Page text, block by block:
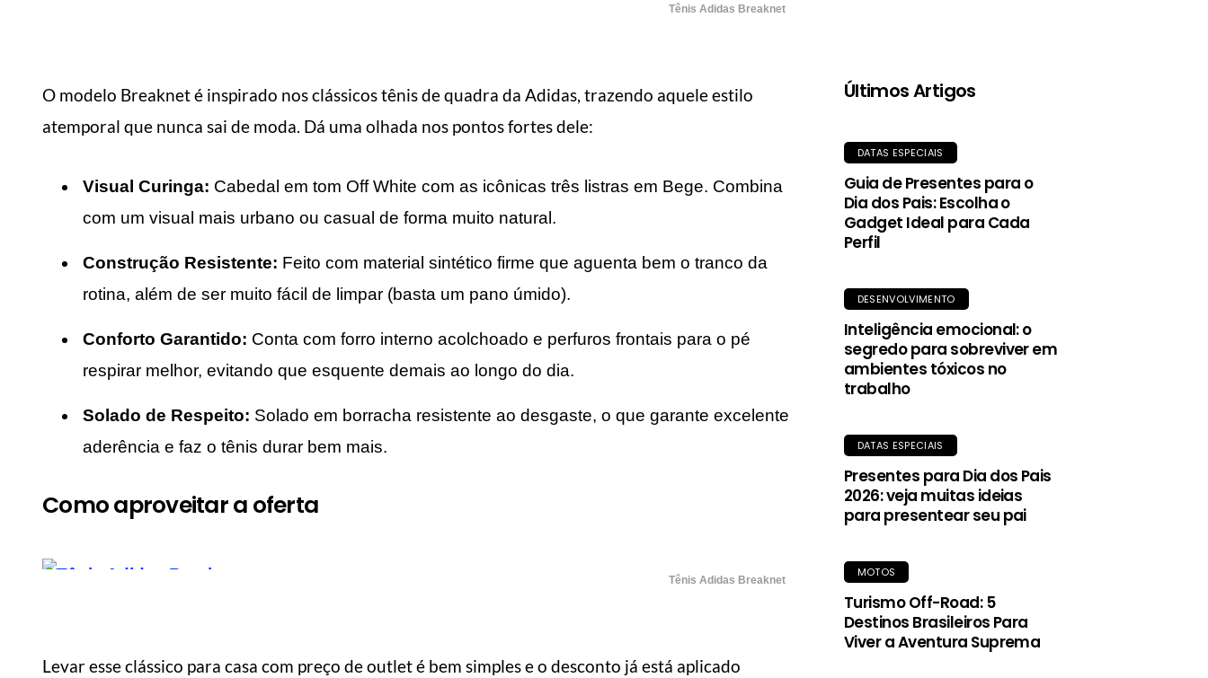
Tênis Adidas Breaknet
O modelo Breaknet é inspirado nos clássicos tênis de quadra da Adidas, trazendo aquele estilo
atemporal que nunca sai de moda. Dá uma olhada nos pontos fortes dele:
Visual Curinga: Cabedal em tom Off White com as icônicas três listras em Bege. Combina
com um visual mais urbano ou casual de forma muito natural.
Construção Resistente: Feito com material sintético firme que aguenta bem o tranco da
rotina, além de ser muito fácil de limpar (basta um pano úmido).
Conforto Garantido: Conta com forro interno acolchoado e perfuros frontais para o pé
respirar melhor, evitando que esquente demais ao longo do dia.
Solado de Respeito: Solado em borracha resistente ao desgaste, o que garante excelente
aderência e faz o tênis durar bem mais.
Como aproveitar a oferta
Tênis Adidas Breaknet
Levar esse clássico para casa com preço de outlet é bem simples e o desconto já está aplicado
Últimos Artigos
DATAS ESPECIAIS
Guia de Presentes para o
Dia dos Pais: Escolha o
Gadget Ideal para Cada
Perfil
DESENVOLVIMENTO
Inteligência emocional: o
segredo para sobreviver em
ambientes tóxicos no
trabalho
DATAS ESPECIAIS
Presentes para Dia dos Pais
2026: veja muitas ideias
para presentear seu pai
MOTOS
Turismo Off-Road: 5
Destinos Brasileiros Para
Viver a Aventura Suprema